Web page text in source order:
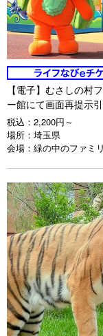
【電子】むさしの村
ー館にて画面再提示
税込： 2,200円～
場所： 埼玉県
会場： 緑の中のファミ